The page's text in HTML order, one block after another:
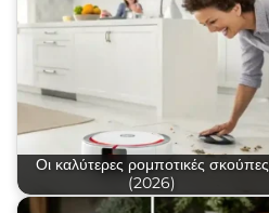
Οι καλύτερες ρομποτικές σκούπες
(2026)